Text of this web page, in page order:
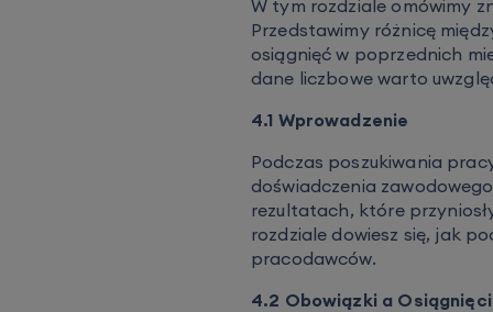
W tym rozdziale omówimy
Przedstawimy różnicę
osiągnięć w poprzednich
dane liczbowe warto
4.1 Wprowadzenie
Podczas poszukiwania
doświadczenia
rezultatach, które
rozdziale dowiesz się, jak
pracodawców.
4.2 Obowiązki a